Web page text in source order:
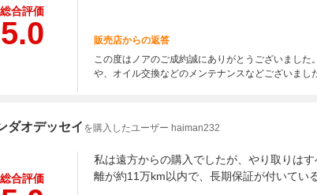
総合評価
5.0
販売店からの返答
この度はノアのご成約誠にありがとうございまし
や、オイル交換などのメンテナンスなどございま
ダオデッセイ を購入したユーザー haiman232
総合評価
私は遠方からの購入でしたが、やり取りは
離が約11万km以内で、長期保証が付いてい